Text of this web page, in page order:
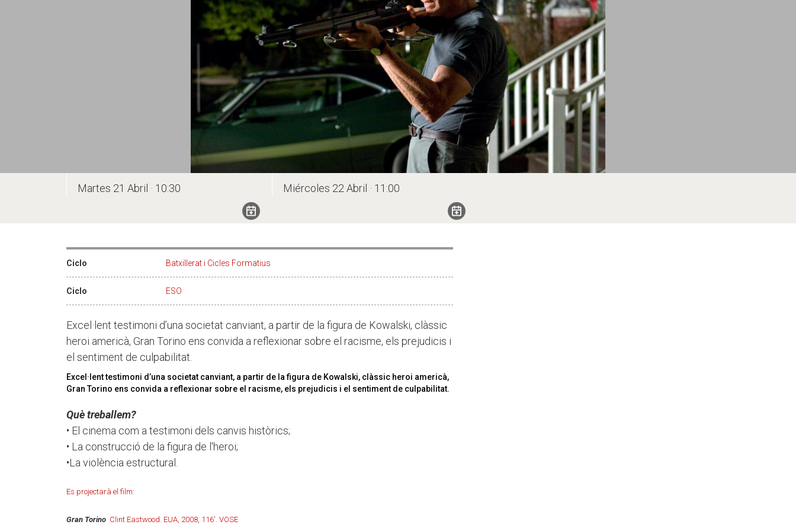
Martes 21 Abril · 10:30 Miércoles 22 Abril · 11:00
Ciclo Batxillerat i Cicles Formatius
Ciclo ESO
Excel·lent testimoni d’una societat canviant, a partir de la figura de Kowalski, clàssic
heroi americà, Gran Torino ens convida a reflexionar sobre el racisme, els prejudicis i
el sentiment de culpabilitat.
Excel·lent testimoni d’una societat canviant, a partir de la figura de Kowalski, clàssic heroi americà,
Gran Torino ens convida a reflexionar sobre el racisme, els prejudicis i el sentiment de culpabilitat.
Què treballem?
• El cinema com a testimoni dels canvis històrics;
• La construcció de la figura de l'heroi;
•La violència estructural.
Es projectarà el film:
Gran Torino Clint Eastwood. EUA, 2008, 116'. VOSE